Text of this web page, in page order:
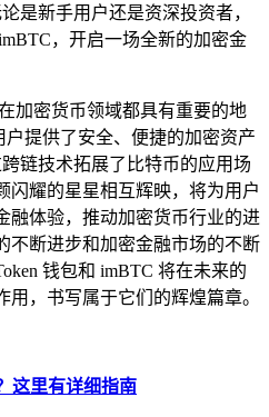
是新手用户还是资深投资者，
，开启一场全新的加密金
加密货币领域都具有重要的地
户提供了安全、便捷的加密资产
链技术拓展了比特币的应用场
闪耀的星星相互辉映，将为用户
融体验，推动加密货币行业的进
不断进步和加密金融市场的不断
钱包和 imBTC 将在未来的
，书写属于它们的辉煌篇章。
这里有详细指南